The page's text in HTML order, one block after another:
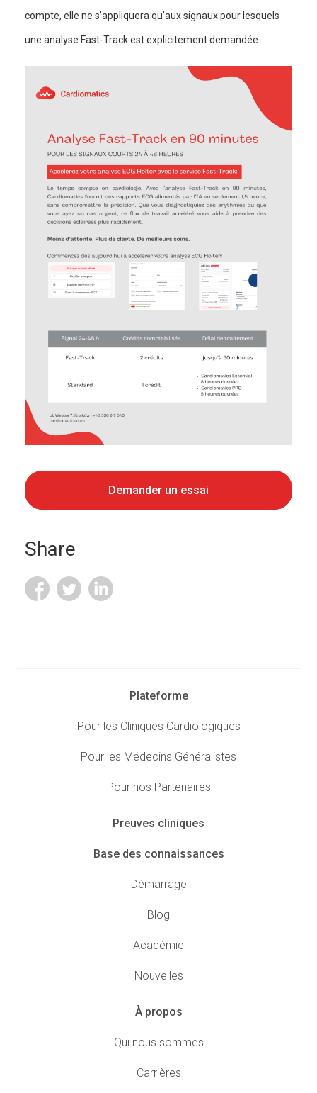
compte, elle ne s’appliquera qu’aux signaux pour lesquels
une analyse Fast-Track est explicitement demandée.
Demander un essai
Share
Plateforme
Pour les Cliniques Cardiologiques
Pour les Médecins Généralistes
Pour nos Partenaires
Preuves cliniques
Base des connaissances
Démarrage
Blog
Académie
Nouvelles
À propos
Qui nous sommes
Carrières